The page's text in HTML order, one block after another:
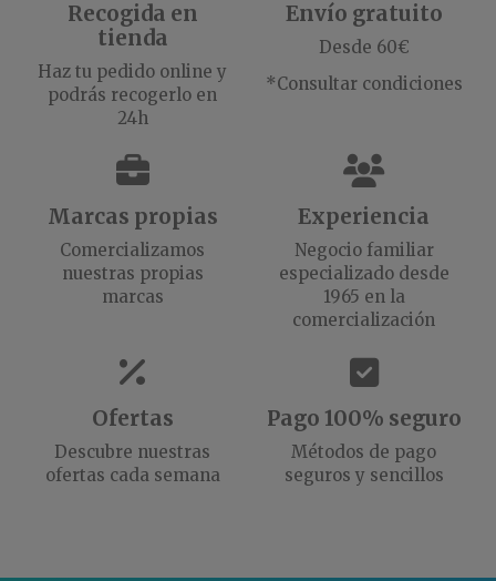
Recogida en
tienda
Haz tu pedido online y
podrás recogerlo en
24h
Envío gratuito
Desde 60€
*Consultar condiciones
Marcas propias
Comercializamos
nuestras propias
marcas
Experiencia
Negocio familiar
especializado desde
1965 en la
comercialización
Ofertas
Descubre nuestras
ofertas cada semana
Pago 100% seguro
Métodos de pago
seguros y sencillos